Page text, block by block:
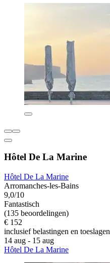
Hôtel De La Marine
Hôtel De La Marine
Arromanches-les-Bains
9,0/10
Fantastisch
(135 beoordelingen)
€ 152
inclusief belastingen en toeslagen
14 aug - 15 aug
Hôtel De La Marine